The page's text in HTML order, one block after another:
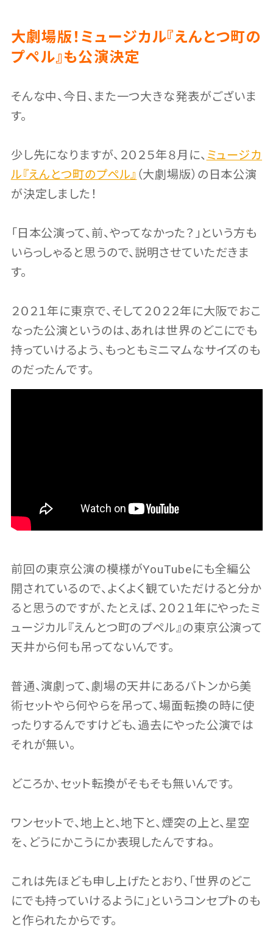
大劇場版！ミュージカル『えんとつ町の
プペル』も公演決定
そんな中、今日、また一つ大きな発表がございま
す。
少し先になりますが、２０２５年８月に、 ミュージカ
ル『えんとつ町のプペル』 （大劇場版）の日本公演
が決定しました！
「日本公演って、前、やってなかった？」という方も
いらっしゃると思うので、説明させていただきま
す。
２０２１年に東京で、そして２０２２年に大阪でおこ
なった公演というのは、あれは世界のどこにでも
持っていけるよう、もっともミニマムなサイズのも
のだったんです。
前回の東京公演の模様がYouTubeにも全編公
開されているので、よくよく観ていただけると分か
ると思うのですが、たとえば、２０２１年にやったミ
ュージカル『えんとつ町のプペル』の東京公演って
天井から何も吊ってないんです。
普通、演劇って、劇場の天井にあるバトンから美
術セットやら何やらを吊って、場面転換の時に使
ったりするんですけども、過去にやった公演では
それが無い。
どころか、セット転換がそもそも無いんです。
ワンセットで、地上と、地下と、煙突の上と、星空
を、どうにかこうにか表現したんですね。
これは先ほども申し上げたとおり、「世界のどこ
にでも持っていけるように」というコンセプトのも
と作られたからです。